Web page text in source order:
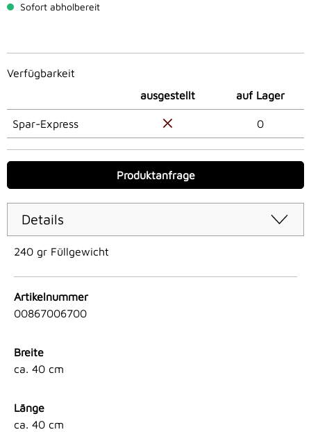
Sofort abholbereit
Verfügbarkeit
ausgestellt
auf Lager
Spar-Express 0
Produktanfrage
Details
240 gr Füllgewicht
Artikelnummer
00867006700
Breite
ca. 40 cm
Länge
ca. 40 cm